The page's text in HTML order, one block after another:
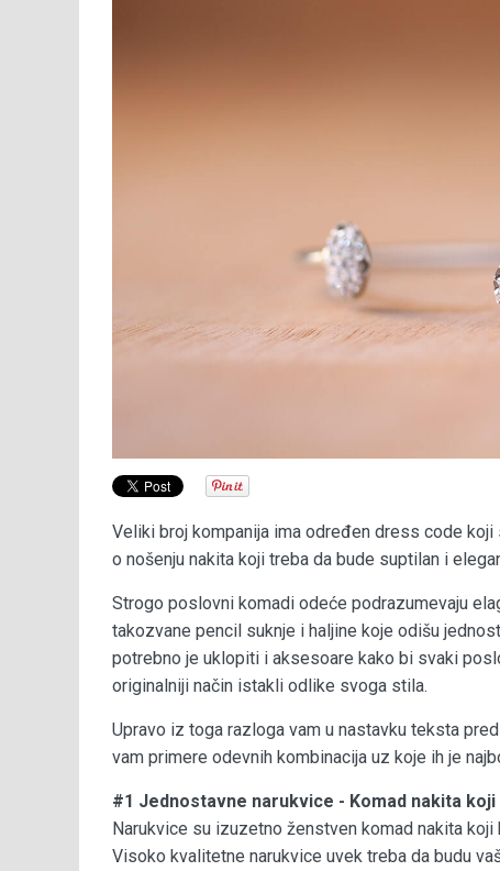
Veliki broj kompanija ima određen dress code
o nošenju nakita koji treba da bude suptilan i
Strogo poslovni komadi odeće podrazumevaju
takozvane pencil suknje i haljine koje odišu
potrebno je uklopiti i aksesoare kako bi svaki
originalniji način istakli odlike svoga stila.
Upravo iz toga razloga vam u nastavku teksta
vam primere odevnih kombinacija uz koje ih je
#1 Jednostavne narukvice - Komad nakita
Narukvice su izuzetno ženstven komad nakita
Visoko kvalitetne narukvice uvek treba da budu